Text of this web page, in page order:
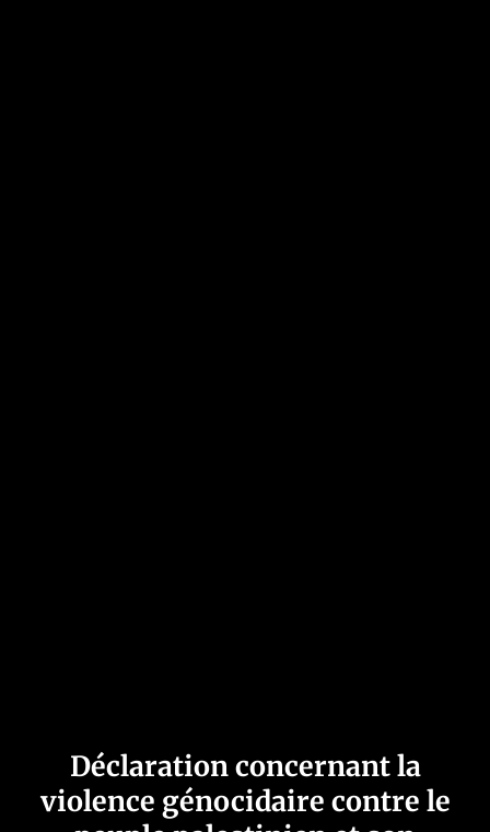
Déclaration concernant la
violence génocidaire contre le